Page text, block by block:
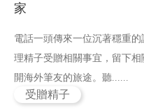
家
電話一頭傳來一位沉著穩重
理精子受贈相關事宜，留下
開海外筆友的旅途。聽......
受贈精子